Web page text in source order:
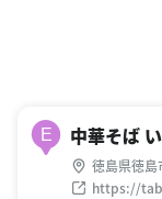
E 中華そば
徳島県徳島
https://